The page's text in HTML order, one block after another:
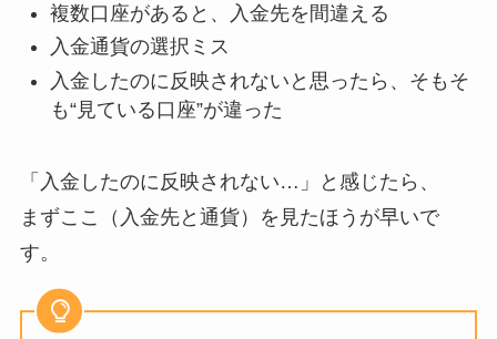
複数口座があると、入金先を間違える
入金通貨の選択ミス
入金したのに反映されないと思ったら、そもそ
も“見ている口座”が違った
「入金したのに反映されない…」と感じたら、
まずここ（入金先と通貨）を見たほうが早いで
す。